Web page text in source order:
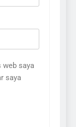
web saya
saya